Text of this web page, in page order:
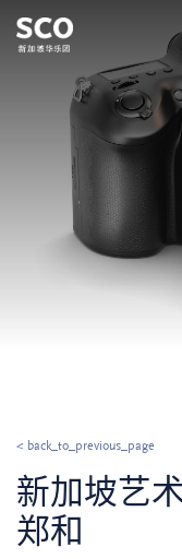
< back_to_previous_page
新加坡艺
郑和